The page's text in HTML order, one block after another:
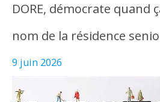
DORE, démocrate quand
nom de la résidence
9 juin 2026